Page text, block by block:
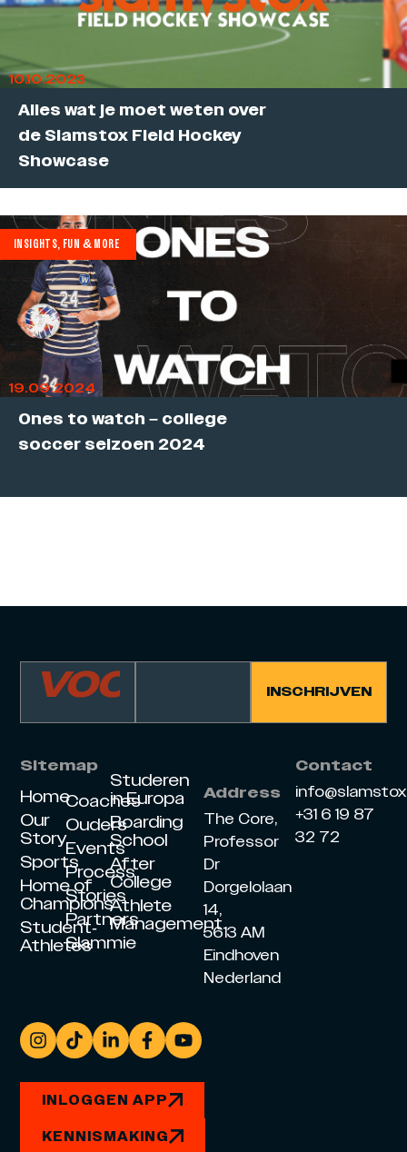
10.10.2023
Alles wat je moet weten over
de Slamstox Field Hockey
Showcase
INSIGHTS, FUN & MORE
19.09.2024
Ones to watch – college
soccer seizoen 2024
Sitemap
Home
Our
Story
Sports
Home of
Champions
Student-
Athletes
Coaches
Ouders
Events
Process
Stories
Partners
Slammie
Studeren
in Europa
Boarding
School
After
College
Athlete
Management
Address
The Core,
Professor
Dr
Dorgelolaan
14,
5613 AM
Eindhoven
Nederland
Contact
+31 6 19 87
32 72
INLOGGEN APP
KENNISMAKING